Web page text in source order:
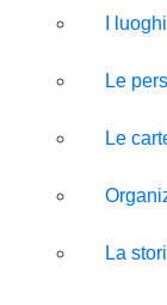
I luoghi
Le
Le
La